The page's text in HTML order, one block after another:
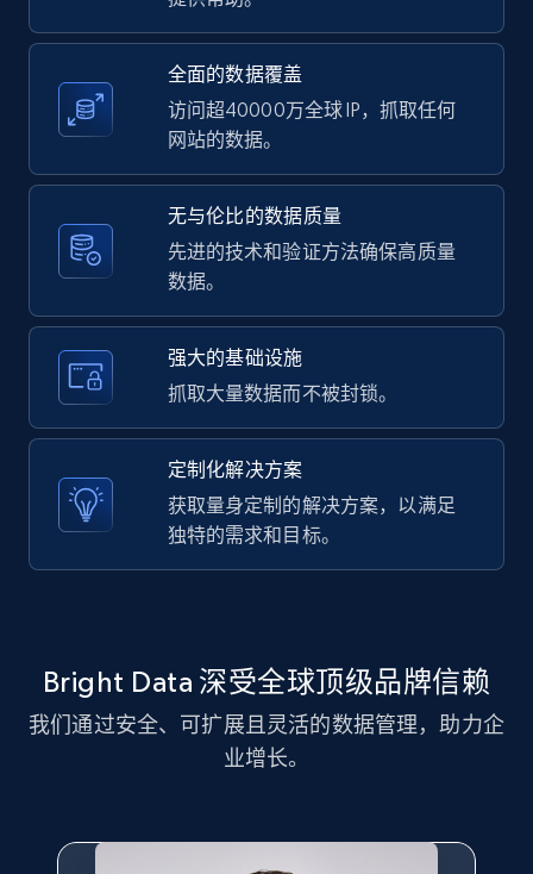
text, Date posted, and more.
1.5K+
LinkedIn posts - Discover user's articles by
URL
URL, ID, User id, Use url, Title, Headline, Post
text, Date posted, and more.
11.3K+ 1.5K+
LinkedIn posts - Discover posts by Profile
URL
URL, ID, User id, Use url, Title, Headline, Post
LinkedIn posts - Discover new posts
全面的数据覆盖
访问超40000万全球 IP，抓取任何
网站的数据。
无与伦比的数据质量
先进的技术和验证方法确保高质量
数据。
强大的基础设施
抓取大量数据而不被封锁。
定制化解决方案
获取量身定制的解决方案，以满足
独特的需求和目标。
Bright Data 深受全球顶级品牌信赖
我们通过安全、可扩展且灵活的数据管理，助力企
业增长。